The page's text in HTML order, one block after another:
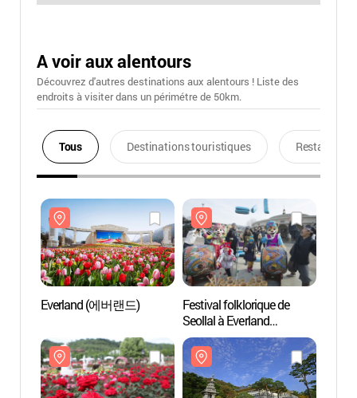
A voir aux alentours
Découvrez d'autres destinations aux alentours ! Liste des
endroits à visiter dans un périmétre de 50km.
Tous Destinations touristiques Restaurants
Everland (에버랜드)
Festival folklorique de
Seollal à Everland
(에버랜드 설날 스트레스
날리시개 2018)